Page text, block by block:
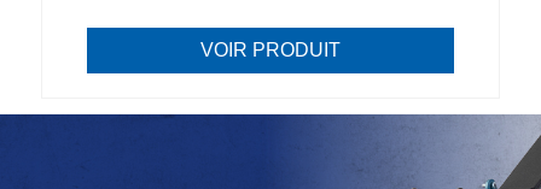
VOIR PRODUIT